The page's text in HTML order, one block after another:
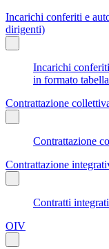
Incarichi conferiti e
dirigenti)
Incarichi
in formato
Contrattazione
Contrattazione
Contrattazione
Contratti
OIV